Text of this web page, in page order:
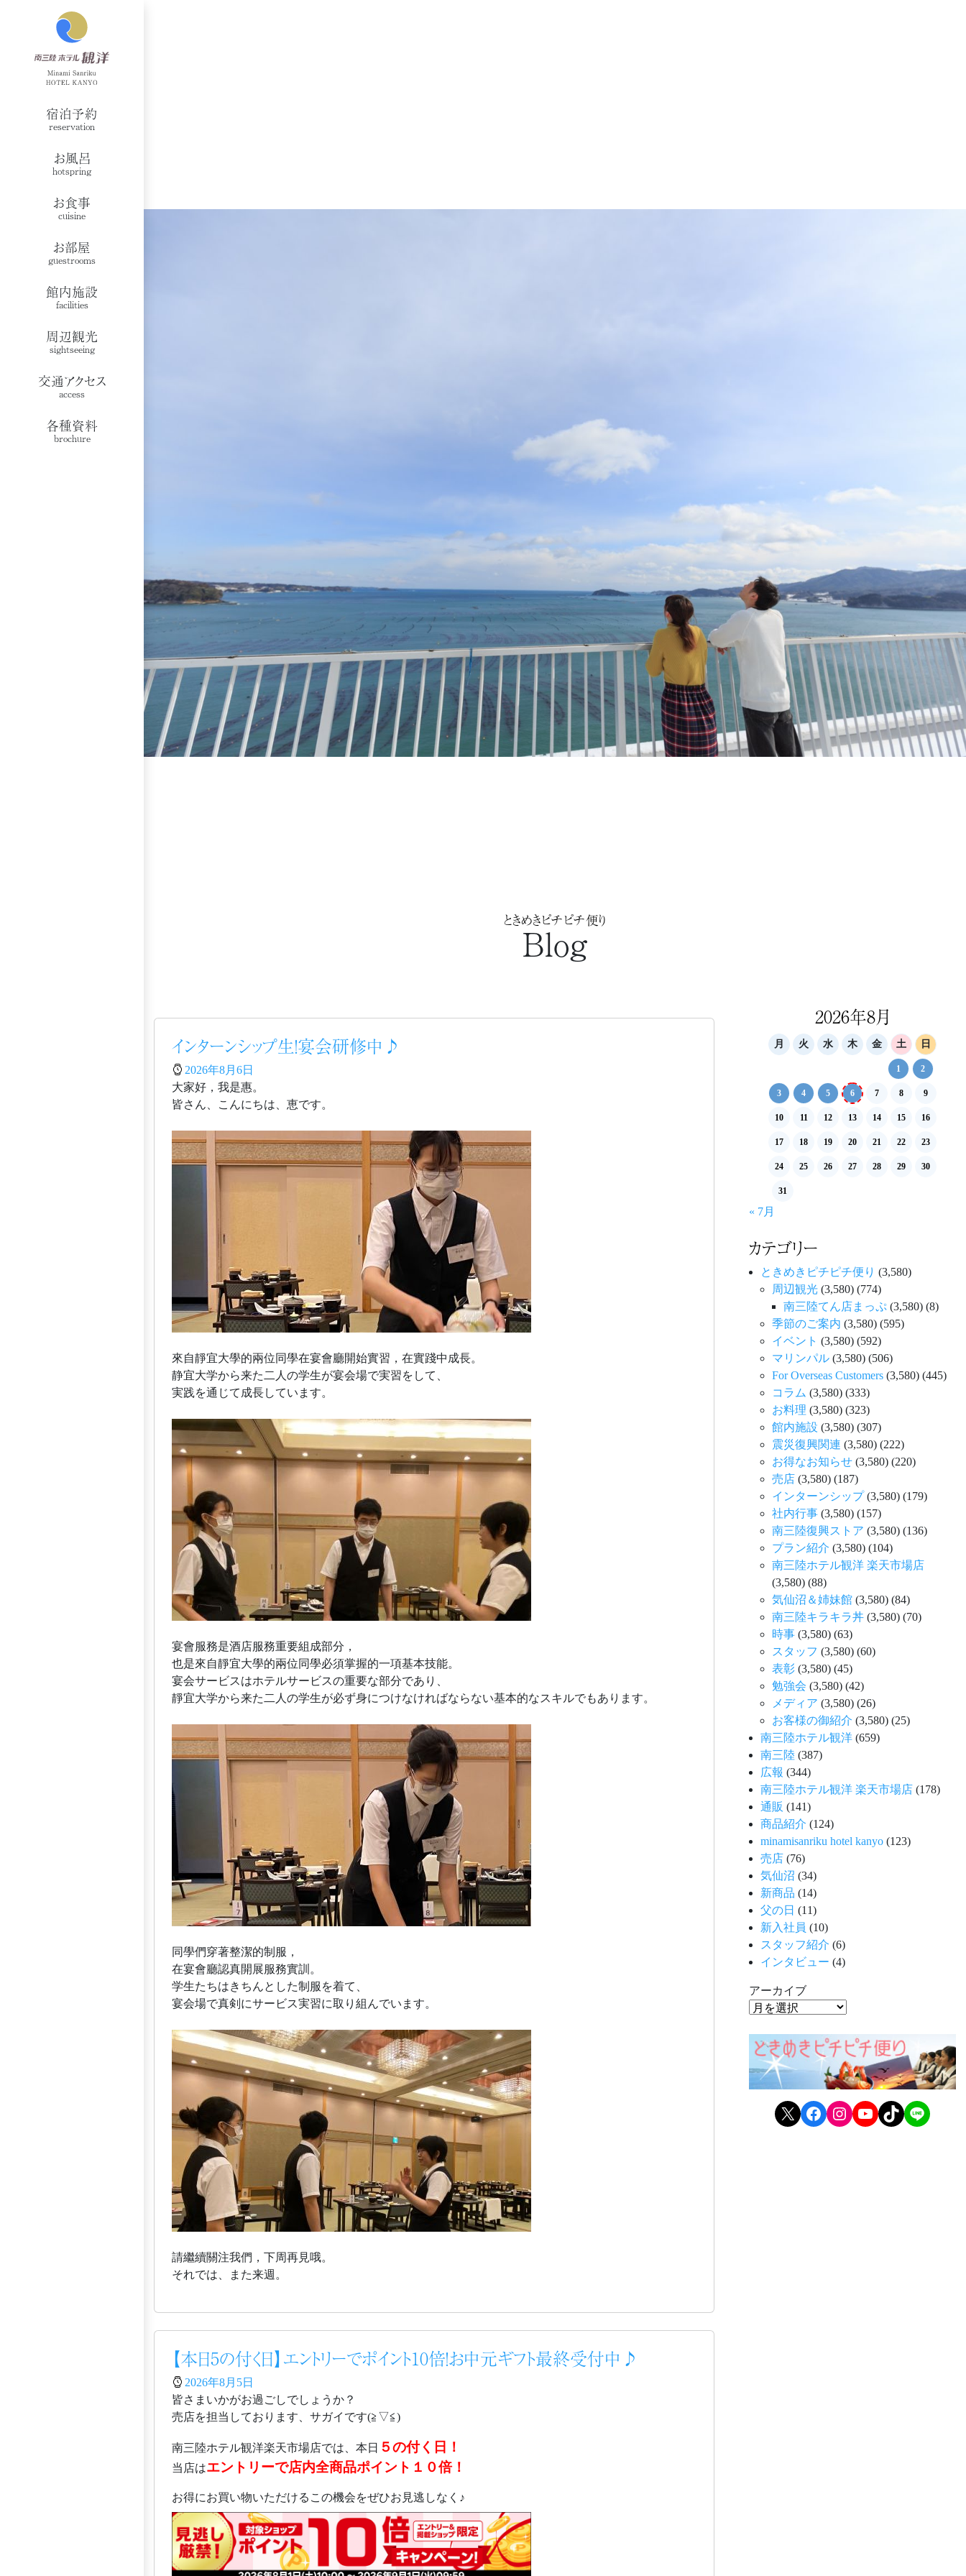
宿泊予約
reservation
お風呂
hotspring
お食事
cuisine
お部屋
guestrooms
館内施設
facilities
周辺観光
sightseeing
交通アクセス
access
各種資料
brochure
ときめきピチピチ便り
Blog
インターンシップ生！宴会研修中♪
2026年8月6日
大家好，我是惠。
皆さん、こんにちは、恵です。
來自靜宜大學的兩位同學在宴會廳開始實習，在實踐中成長。
静宜大学から来た二人の学生が宴会場で実習をして、
実践を通じて成長しています。
宴會服務是酒店服務重要組成部分，
也是來自靜宜大學的兩位同學必須掌握的一項基本技能。
宴会サービスはホテルサービスの重要な部分であり、
靜宜大学から来た二人の学生が必ず身につけなければならない基本的なスキルでもあります。
同學們穿著整潔的制服，
在宴會廳認真開展服務實訓。
学生たちはきちんとした制服を着て、
宴会場で真剣にサービス実習に取り組んでいます。
請繼續關注我們，下周再見哦。
それでは、また来週。
【本日5の付く日】エントリーでポイント10倍！お中元ギフト最終受付中♪
2026年8月5日
皆さまいかがお過ごしでしょうか？
売店を担当しております、サガイです(≧▽≦)
南三陸ホテル観洋楽天市場店では、本日 ５の付く日！
当店はエントリーで店内全商品ポイント１０倍！
お得にお買い物いただけるこの機会をぜひお見逃しなく♪
2026年8月
月 火 水 木 金 土 日
1 2
3 4 5 6 7 8 9
10 11 12 13 14 15 16
17 18 19 20 21 22 23
24 25 26 27 28 29 30
31
« 7月
カテゴリー
ときめきピチピチ便り (3,580)
周辺観光 (3,580) (774)
南三陸てん店まっぷ (3,580) (8)
季節のご案内 (3,580) (595)
イベント (3,580) (592)
マリンパル (3,580) (506)
For Overseas Customers (3,580) (445)
コラム (3,580) (333)
お料理 (3,580) (323)
館内施設 (3,580) (307)
震災復興関連 (3,580) (222)
お得なお知らせ (3,580) (220)
売店 (3,580) (187)
インターンシップ(3,580) (179)
社内行事 (3,580) (157)
南三陸復興ストア (3,580) (136)
プラン紹介 (3,580) (104)
南三陸ホテル観洋 楽天市場店
(3,580) (88)
気仙沼＆姉妹館 (3,580) (84)
南三陸キラキラ丼 (3,580) (70)
時事 (3,580) (63)
スタッフ (3,580) (60)
表彰 (3,580) (45)
勉強会 (3,580) (42)
メディア (3,580) (26)
お客様の御紹介 (3,580) (25)
南三陸ホテル観洋 (659)
南三陸 (387)
広報 (344)
南三陸ホテル観洋 楽天市場店 (178)
通販 (141)
商品紹介 (124)
minamisanriku hotel kanyo (123)
売店 (76)
気仙沼 (34)
新商品 (14)
父の日 (11)
新入社員 (10)
スタッフ紹介 (6)
インタビュー (4)
アーカイブ
X Facebook Instagram YouTube TikTok LINE